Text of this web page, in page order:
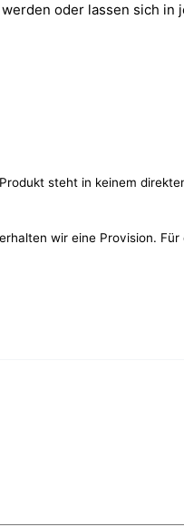
oder lassen sich in
steht in keinem
wir eine Provision.